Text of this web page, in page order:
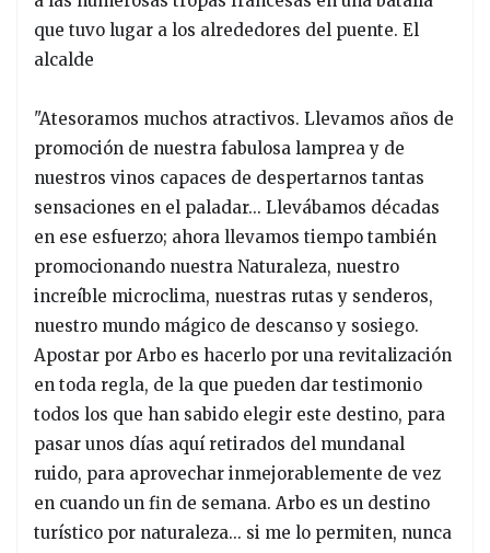
que tuvo lugar a los alrededores del puente. El
alcalde
"Atesoramos muchos atractivos. Llevamos años de
promoción de nuestra fabulosa lamprea y de
nuestros vinos capaces de despertarnos tantas
sensaciones en el paladar... Llevábamos décadas
en ese esfuerzo; ahora llevamos tiempo también
promocionando nuestra Naturaleza, nuestro
increíble microclima, nuestras rutas y senderos,
nuestro mundo mágico de descanso y sosiego.
Apostar por Arbo es hacerlo por una revitalización
en toda regla, de la que pueden dar testimonio
todos los que han sabido elegir este destino, para
pasar unos días aquí retirados del mundanal
ruido, para aprovechar inmejorablemente de vez
en cuando un fin de semana. Arbo es un destino
turístico por naturaleza... si me lo permiten, nunca